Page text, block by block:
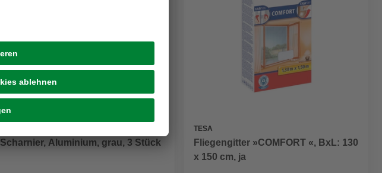
Scharnier, Aluminium, grau, 3 Stück
TESA
Fliegengitter »COMFORT «, BxL: 130
x 150 cm, ja